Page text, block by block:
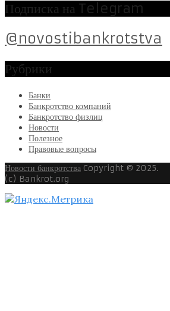
Подписка на Telegram
@novostibankrotstva
Рубрики
Банки
Банкротство компаний
Банкротство физлиц
Новости
Полезное
Правовые вопросы
Новости банкротства Copyright © 2025.
(c) Bankrot.org